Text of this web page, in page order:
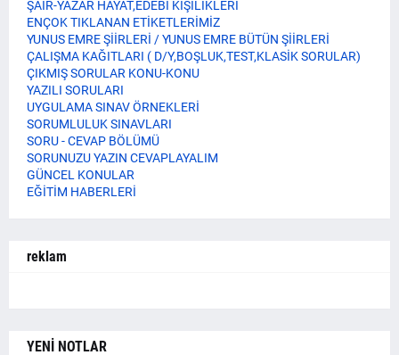
ŞAİR-YAZAR HAYAT,EDEBİ KİŞİLİKLERİ
ENÇOK TIKLANAN ETİKETLERİMİZ
YUNUS EMRE ŞİİRLERİ / YUNUS EMRE BÜTÜN ŞİİRLERİ
ÇALIŞMA KAĞITLARI ( D/Y,BOŞLUK,TEST,KLASİK SORULAR)
ÇIKMIŞ SORULAR KONU-KONU
YAZILI SORULARI
UYGULAMA SINAV ÖRNEKLERİ
SORUMLULUK SINAVLARI
SORU - CEVAP BÖLÜMÜ
SORUNUZU YAZIN CEVAPLAYALIM
GÜNCEL KONULAR
EĞİTİM HABERLERİ
reklam
YENİ NOTLAR